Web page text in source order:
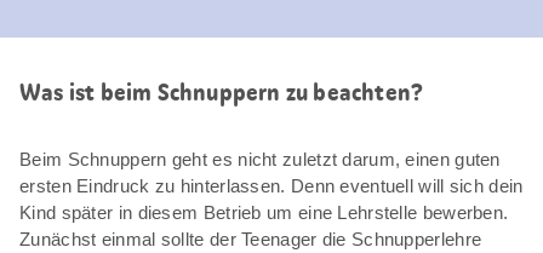
Was ist beim Schnuppern zu beachten?
Beim Schnuppern geht es nicht zuletzt darum, einen guten
ersten Eindruck zu hinterlassen. Denn eventuell will sich dein
Kind später in diesem Betrieb um eine Lehrstelle bewerben.
Zunächst einmal sollte der Teenager die Schnupperlehre